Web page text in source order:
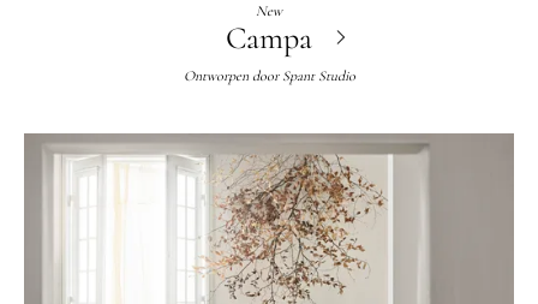
New
Campa
Ontworpen door Spant Studio